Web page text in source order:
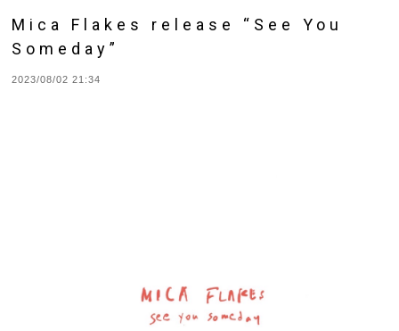
Mica Flakes release “See You
Someday”
2023/08/02 21:34